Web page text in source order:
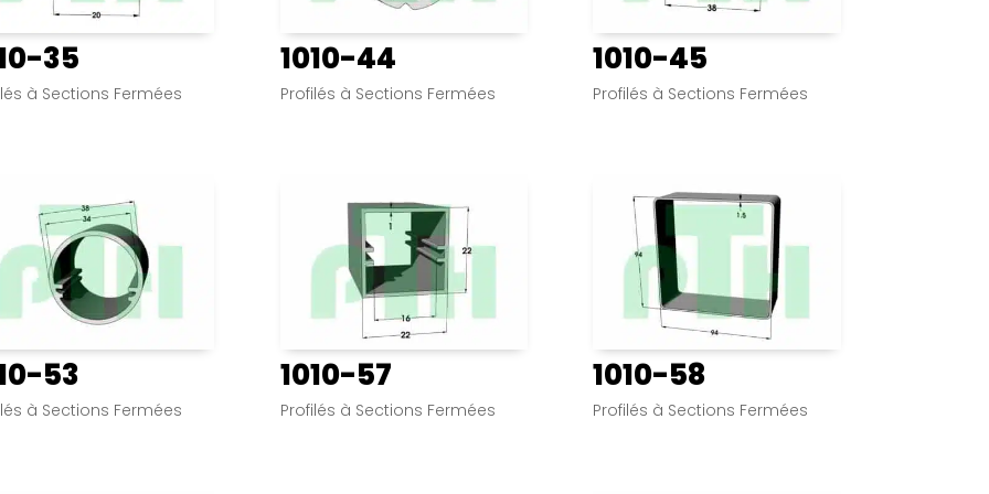
35
à Sections Fermées
1010-44
Profilés à Sections Fermées
1010-45
Profilés à Sections Fermées
53
à Sections Fermées
1010-57
Profilés à Sections Fermées
1010-58
Profilés à Sections Fermées